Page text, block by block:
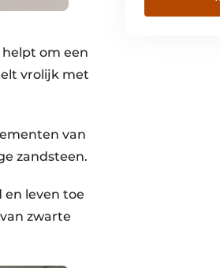
om een
vrolijk met
van
zandsteen.
en leven toe
zwarte